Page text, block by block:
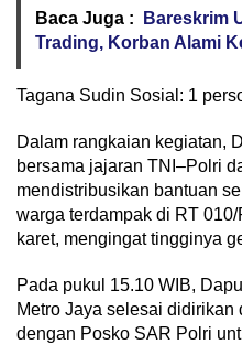
Baca Juga :
Bareskrim
Trading, Korban Alami
Tagana Sudin Sosial: 1
Dalam rangkaian kegiatan,
bersama jajaran TNI–Polri
mendistribusikan bantuan
warga terdampak di RT
karet, mengingat tingginya
Pada pukul 15.10 WIB,
Metro Jaya selesai didirikan
dengan Posko SAR Polri